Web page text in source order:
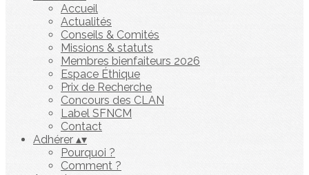
Accueil
Actualités
Conseils & Comités
Missions & statuts
Membres bienfaiteurs 2026
Espace Éthique
Prix de Recherche
Concours des CLAN
Label SFNCM
Contact
Adhérer ▴▾
Pourquoi ?
Comment ?